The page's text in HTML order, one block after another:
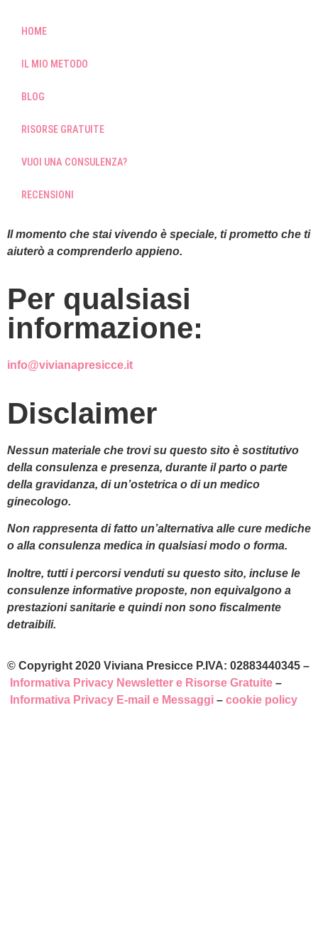
HOME
IL MIO METODO
BLOG
RISORSE GRATUITE
VUOI UNA CONSULENZA?
RECENSIONI
Il momento che stai vivendo è speciale, ti prometto che ti
aiuterò a comprenderlo appieno.
Per qualsiasi
informazione:
info@vivianapresicce.it
Disclaimer
Nessun materiale che trovi su questo sito è sostitutivo
della consulenza e presenza, durante il parto o parte
della gravidanza, di un’ostetrica o di un medico
ginecologo.
Non rappresenta di fatto un’alternativa alle cure mediche
o alla consulenza medica in qualsiasi modo o forma.
Inoltre, tutti i percorsi venduti su questo sito, incluse le
consulenze informative proposte, non equivalgono a
prestazioni sanitarie e quindi non sono fiscalmente
detraibili.
© Copyright 2020 Viviana Presicce P.IVA: 02883440345 –
Informativa Privacy Newsletter e Risorse Gratuite –
Informativa Privacy E-mail e Messaggi – cookie policy